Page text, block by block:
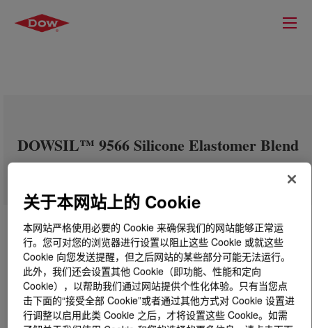
DOWSIL™ 9566 Silicone Elastomer Blend
关于本网站上的 Cookie
本网站严格使用必要的 Cookie 来确保我们的网站能够正常运
行。您可对您的浏览器进行设置以阻止这些 Cookie 或就这些
Cookie 向您发送提醒，但之后网站的某些部分可能无法运行。
此外，我们还会设置其他 Cookie（即功能、性能和定向
Cookie），以帮助我们通过网站提供个性化体验。只有当您点
击下面的“接受全部 Cookie”或者通过其他方式对 Cookie 设置进
行调整以启用此类 Cookie 之后，才将设置这些 Cookie。如需